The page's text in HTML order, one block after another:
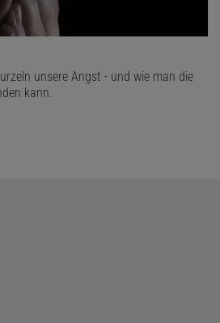
unsere Angst - und wie man die
kann.